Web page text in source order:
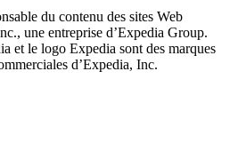
du contenu des sites Web
une entreprise d’Expedia Group.
et le logo Expedia sont des marques
d’Expedia, Inc.